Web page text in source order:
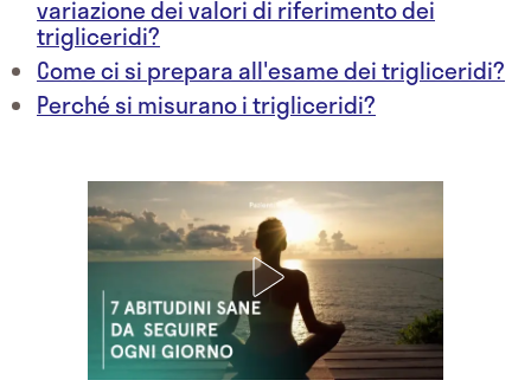
variazione dei valori di riferimento dei
trigliceridi?
Come ci si prepara all'esame dei trigliceridi?
Perché si misurano i trigliceridi?